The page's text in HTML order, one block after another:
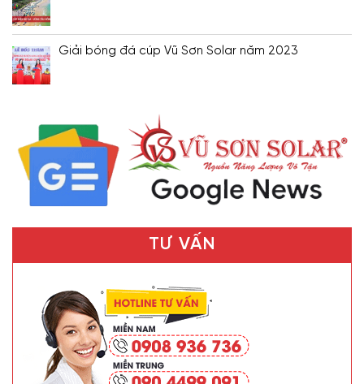
Giải bóng đá cúp Vũ Sơn Solar năm 2023
TƯ VẤN